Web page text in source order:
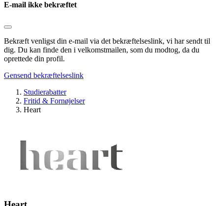
E-mail ikke bekræftet
Bekræft venligst din e-mail via det bekræftelseslink, vi har sendt til
dig. Du kan finde den i velkomstmailen, som du modtog, da du
oprettede din profil.
Gensend bekræftelseslink
Studierabatter
Fritid & Fornøjelser
Heart